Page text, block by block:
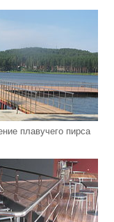
плавучего пирса